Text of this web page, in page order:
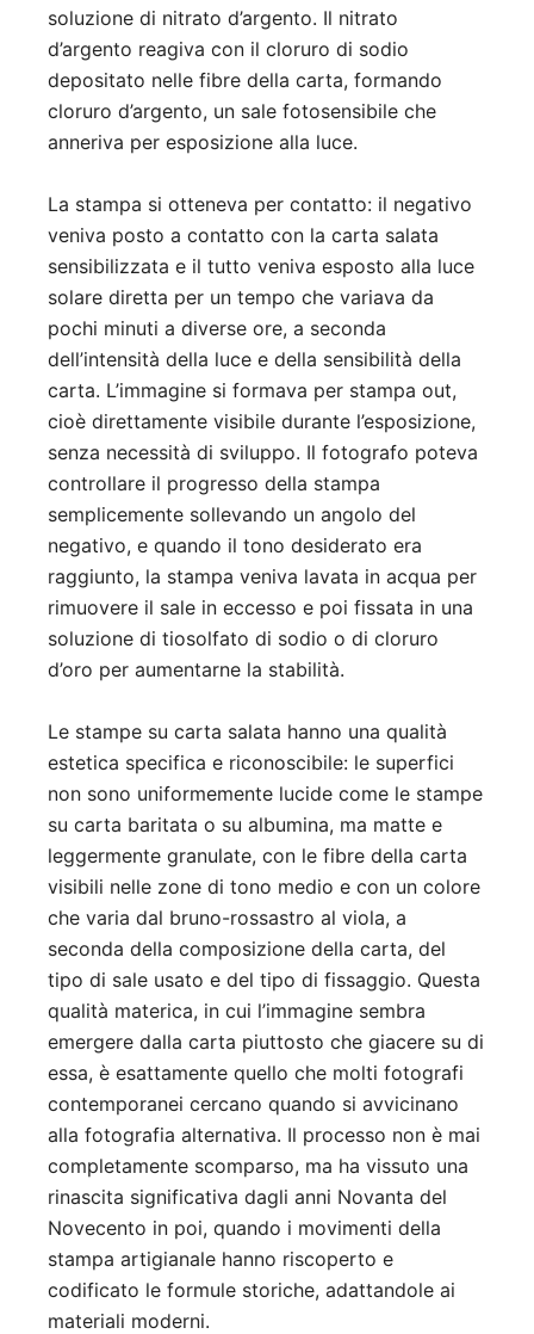
soluzione di nitrato d’argento. Il nitrato
d’argento reagiva con il cloruro di sodio
depositato nelle fibre della carta, formando
cloruro d’argento, un sale fotosensibile che
anneriva per esposizione alla luce.
La stampa si otteneva per contatto: il negativo
veniva posto a contatto con la carta salata
sensibilizzata e il tutto veniva esposto alla luce
solare diretta per un tempo che variava da
pochi minuti a diverse ore, a seconda
dell’intensità della luce e della sensibilità della
carta. L’immagine si formava per stampa out,
cioè direttamente visibile durante l’esposizione,
senza necessità di sviluppo. Il fotografo poteva
controllare il progresso della stampa
semplicemente sollevando un angolo del
negativo, e quando il tono desiderato era
raggiunto, la stampa veniva lavata in acqua per
rimuovere il sale in eccesso e poi fissata in una
soluzione di tiosolfato di sodio o di cloruro
d’oro per aumentarne la stabilità.
Le stampe su carta salata hanno una qualità
estetica specifica e riconoscibile: le superfici
non sono uniformemente lucide come le stampe
su carta baritata o su albumina, ma matte e
leggermente granulate, con le fibre della carta
visibili nelle zone di tono medio e con un colore
che varia dal bruno-rossastro al viola, a
seconda della composizione della carta, del
tipo di sale usato e del tipo di fissaggio. Questa
qualità materica, in cui l’immagine sembra
emergere dalla carta piuttosto che giacere su di
essa, è esattamente quello che molti fotografi
contemporanei cercano quando si avvicinano
alla fotografia alternativa. Il processo non è mai
completamente scomparso, ma ha vissuto una
rinascita significativa dagli anni Novanta del
Novecento in poi, quando i movimenti della
stampa artigianale hanno riscoperto e
codificato le formule storiche, adattandole ai
materiali moderni.